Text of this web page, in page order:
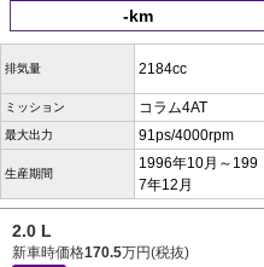
-km
排気量 2184cc
ミッション コラム4AT
最大出力 91ps/4000rpm
生産期間
1996年10月～199
7年12月
2.0 L
新車時価格170.5万円(税抜)